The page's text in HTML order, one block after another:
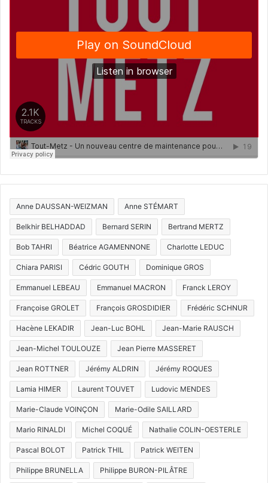
Anne DAUSSAN-WEIZMAN Anne STÉMART
Belkhir BELHADDAD Bernard SERIN Bertrand MERTZ
Bob TAHRI Béatrice AGAMENNONE Charlotte LEDUC
Chiara PARISI Cédric GOUTH Dominique GROS
Emmanuel LEBEAU Emmanuel MACRON Franck LEROY
Françoise GROLET François GROSDIDIER Frédéric SCHNUR
Hacène LEKADIR Jean-Luc BOHL Jean-Marie RAUSCH
Jean-Michel TOULOUZE Jean Pierre MASSERET
Jean ROTTNER Jérémy ALDRIN Jérémy ROQUES
Lamia HIMER Laurent TOUVET Ludovic MENDES
Marie-Claude VOINÇON Marie-Odile SAILLARD
Mario RINALDI Michel COQUÉ Nathalie COLIN-OESTERLE
Pascal BOLOT Patrick THIL Patrick WEITEN
Philippe BRUNELLA Philippe BURON-PILÂTRE